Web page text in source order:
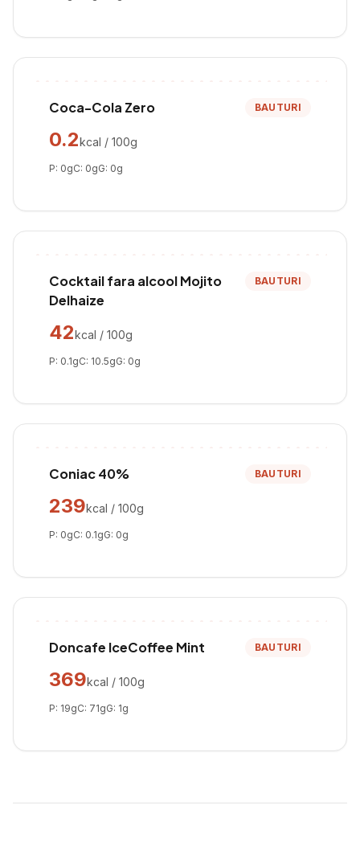
Coca-Cola Zero BAUTURI
0.2kcal / 100g
P: 0gC: 0gG: 0g
Cocktail fara alcool Mojito
Delhaize
BAUTURI
42kcal / 100g
P: 0.1gC: 10.5gG: 0g
Coniac 40% BAUTURI
239kcal / 100g
P: 0gC: 0.1gG: 0g
Doncafe IceCoffee Mint BAUTURI
369kcal / 100g
P: 19gC: 71gG: 1g